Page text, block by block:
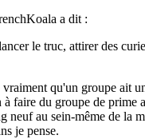
a dit :
le truc, attirer des
vraiment qu'un groupe ait
faire du groupe de prime
neuf au sein-même de la
je pense.